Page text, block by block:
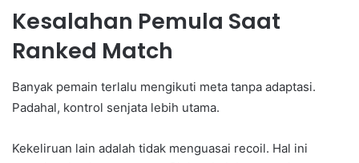
Kesalahan Pemula Saat
Ranked Match
Banyak pemain terlalu mengikuti meta tanpa adaptasi.
Padahal, kontrol senjata lebih utama.
Kekeliruan lain adalah tidak menguasai recoil. Hal ini